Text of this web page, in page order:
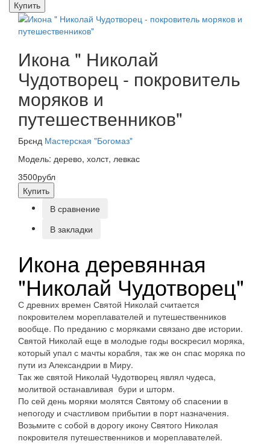
Купить
Икона " Николай
Чудотворец - покровитель
моряков и
путешественников"
Брєнд Мастерская "Богомаз"
Модель: дерево, холст, левкас
3500рубл
Купить
В сравнение
В закладки
Икона деревянная
"Николай Чудотворец"
С древних времен Святой Николай считается
покровителем мореплавателей и путешественников
вообще. По преданию с моряками связано две истории.
Святой Николай еще в молодые годы воскресил моряка,
который упал с мачты корабля, так же он спас моряка по
пути из Александрии в Миру.
Так же святой Николай Чудотворец являл чудеса,
молитвой останавливая бури и шторм.
По сей день моряки молятся Святому об спасении в
непогоду и счастливом прибытии в порт назначения.
Возьмите с собой в дорогу икону Святого Николая
покровителя путешественников и мореплавателей.